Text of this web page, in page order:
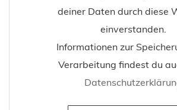
deiner Daten durch diese
einverstanden.
Informationen zur
Verarbeitung findest du